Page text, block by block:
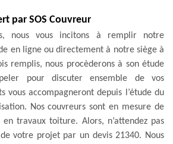
par SOS Couvreur
nous vous incitons à remplir notre
en ligne ou directement à notre siège à
remplis, nous procèderons à son étude
pour discuter ensemble de vos
vous accompagneront depuis l’étude du
Nos couvreurs sont en mesure de
en travaux toiture. Alors, n’attendez pas
votre projet par un devis 21340. Nous